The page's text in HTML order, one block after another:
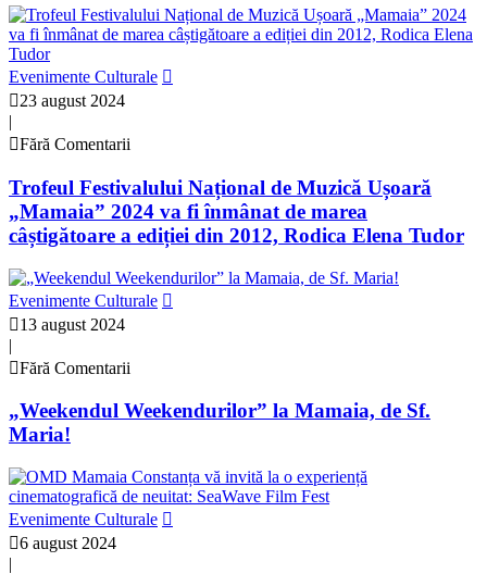
Evenimente Culturale
23 august 2024
|
Fără Comentarii
Trofeul Festivalului Național de Muzică Ușoară
„Mamaia” 2024 va fi înmânat de marea
câștigătoare a ediției din 2012, Rodica Elena Tudor
Evenimente Culturale
13 august 2024
|
Fără Comentarii
„Weekendul Weekendurilor” la Mamaia, de Sf.
Maria!
Evenimente Culturale
6 august 2024
|